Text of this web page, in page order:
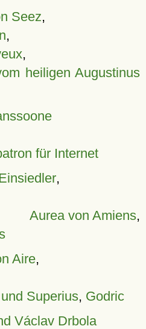
Seez,
,
,
heiligen Augustinus
für Internet
,
Aurea von Amiens,
Aire,
Superius, Godric
Václav Drbola